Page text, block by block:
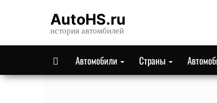
AutoHS.ru
история автомбилей
Автомобили Страны